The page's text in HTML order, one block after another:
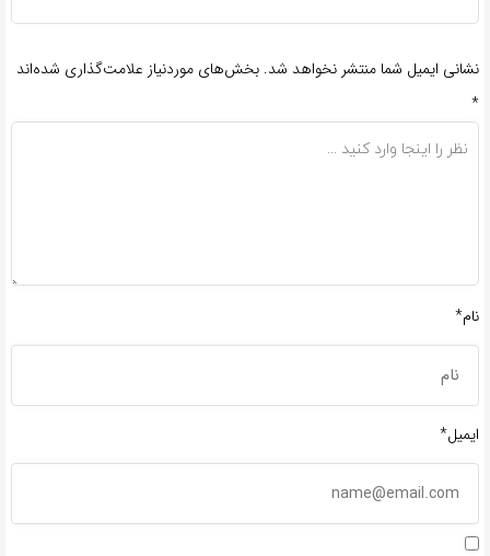
نشانی ایمیل شما منتشر نخواهد شد. بخش‌های موردنیاز علامت‌گذاری شده‌اند
*
نام*
ایمیل*